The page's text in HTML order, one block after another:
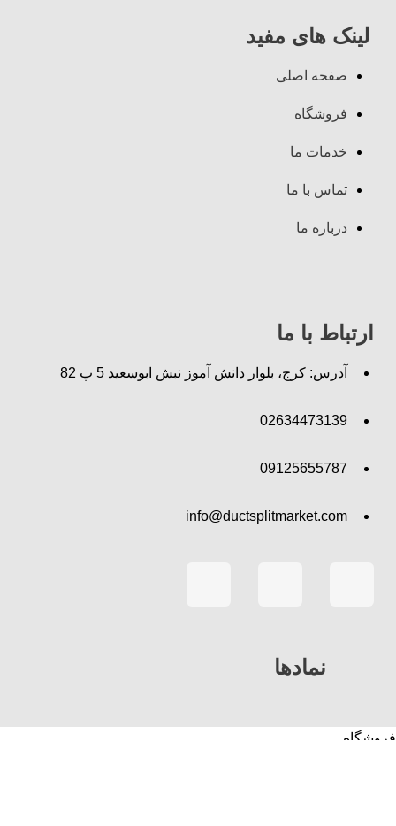
لینک های مفید
صفحه اصلی
فروشگاه
خدمات ما
تماس با ما
درباره ما
ارتباط با ما
آدرس: کرج، بلوار دانش آموز نبش ابوسعید 5 پ 82
02634473139
09125655787
info@ductsplitmarket.com
نمادها
فروشگاه